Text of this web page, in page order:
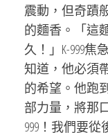
震動，但奇蹟
的麵香。「這
久！」K-999
知道，他必須
的希望。他跑
部力量，將那
999！我們要